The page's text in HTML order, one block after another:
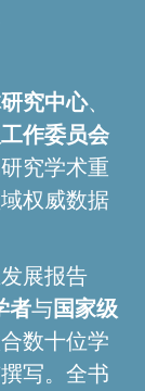
究中心、
作委员会
究学术重
权威数据
展报告
者与国家级
数十位学
写。全书